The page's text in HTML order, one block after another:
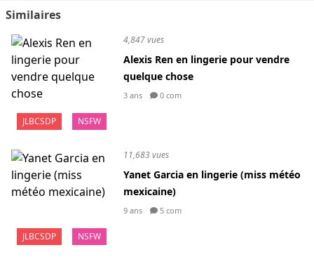
Similaires
JLBCSDP NSFW
4,847 vues
Alexis Ren en lingerie pour vendre
quelque chose
3 ans 0 com
JLBCSDP NSFW
11,683 vues
Yanet Garcia en lingerie (miss météo
mexicaine)
9 ans 5 com